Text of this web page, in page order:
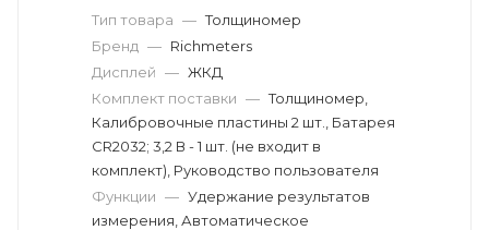
Тип товара — Толщиномер
Бренд — Richmeters
Дисплей — ЖКД
Комплект поставки — Толщиномер,
Калибровочные пластины 2 шт., Батарея
CR2032; 3,2 В - 1 шт. (не входит в
комплект), Руководство пользователя
Функции — Удержание результатов
измерения, Автоматическое